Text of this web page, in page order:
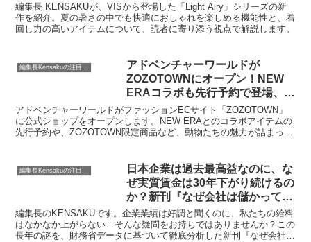
編集長 KENSAKUが、VISから登場した「Light Airy」シリーズの新
作を紹介。夏の暑さの中でも快適におしゃれを楽しめる機能性と、着
回し力の高いアイテムについて、読者に寄り添う視点で解説します。
アドベンチャーワールドが
ZOZOTOWNにオープン！NEW
ERAコラボも先行予約で登場、動
物愛が詰まったファッションアイ
テムに注目です！
アドベンチャーワールドがファッションECサイト「ZOZOTOWN」
に公式ショップをオープンします。NEW ERAとのコラボアイテムの
先行予約や、ZOZOTOWN限定商品など、動物たちの魅力が詰まった
魅力をご紹介します。
日本企業は過去最高益なのに、な
ぜ実質賃金は30年下がり続けるの
か？新刊『なぜ会社は儲かっても
人を豊かにできないのか』が「分
配のねじれ」を徹底解明
編集長のKENSAKUです。企業業績は好調と聞くのに、私たちの給料
はなかなか上がらない…そんな疑問をお持ちではありませんか？この
長年の謎を、財務省データに基づいて徹底分析した新刊『なぜ会社は